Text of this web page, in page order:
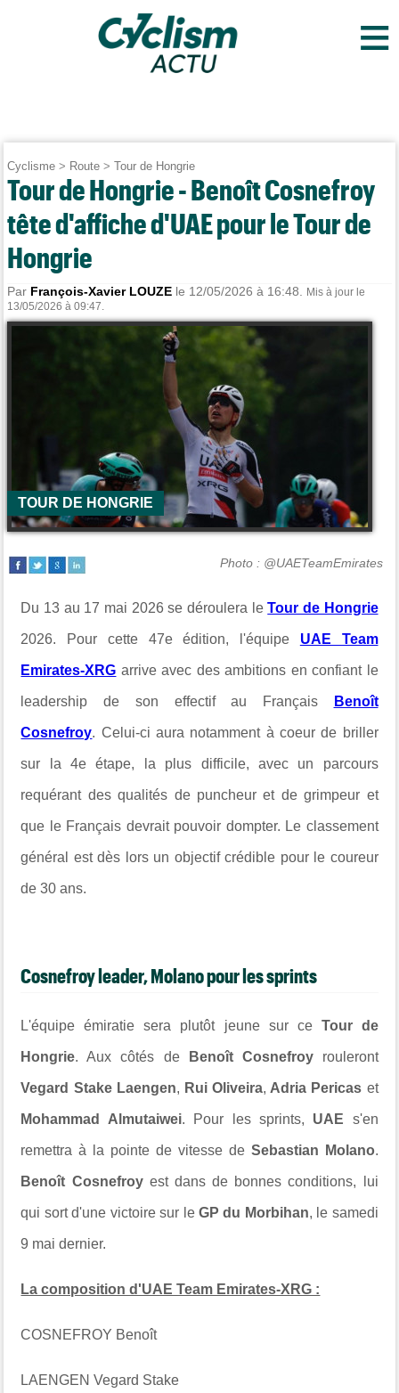
≡
Cyclisme > Route >Tour de Hongrie
Tour de Hongrie - Benoît Cosnefroy
tête d'affiche d'UAE pour le Tour de
Hongrie
Par François-Xavier LOUZE le 12/05/2026 à 16:48.
Mis à jour le
13/05/2026 à 09:47.
TOUR DE HONGRIE
Photo : @UAETeamEmirates
Du 13 au 17 mai 2026 se déroulera leTour de Hongrie
2026. Pour cette 47e édition, l'équipe UAE Team
Emirates-XRG arrive avec des ambitions en confiant le
leadership de son effectif au Français Benoît
Cosnefroy. Celui-ci aura notamment à coeur de briller
sur la 4e étape, la plus difficile, avec un parcours
requérant des qualités de puncheur et de grimpeur et
que le Français devrait pouvoir dompter. Le classement
général est dès lors un objectif crédible pour le coureur
de 30 ans.
Cosnefroy leader, Molano pour les sprints
L'équipe émiratie sera plutôt jeune sur ce Tour de
Hongrie. Aux côtés de Benoît Cosnefroyrouleront
Vegard Stake Laengen, Rui Oliveira, Adria Pericas et
Mohammad Almutaiwei. Pour les sprints, UAE s'en
remettra à la pointe de vitesse de Sebastian Molano.
Benoît Cosnefroyest dans de bonnes conditions, lui
qui sort d'une victoire sur le GP du Morbihan, le samedi
9 mai dernier.
La composition d'UAE Team Emirates-XRG :
COSNEFROY Benoît
LAENGEN Vegard Stake